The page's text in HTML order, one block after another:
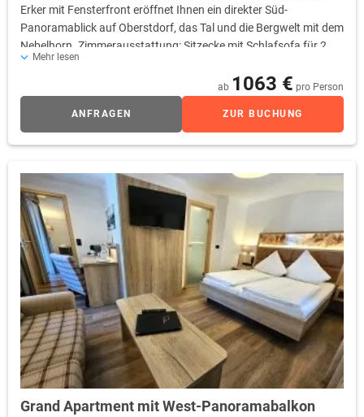
Erker mit Fensterfront eröffnet Ihnen ein direkter Süd-
Panoramablick auf Oberstdorf, das Tal und die Bergwelt mit dem
Nebelhorn. Zimmerausstattung: Sitzecke mit Schlafsofa für 2
Personen, zwei Sessel, Schreibtisch mit Minibar, Flachbild-TV,
Safe, freies Wifi, Durchwahltelefon, Kofferablage, Bad mit
Dusche, WC, Fön, Kosmetikspiegel
Mehr lesen
ab 1063 € pro Person
ANFRAGEN ZUR BUCHUNG
Grand Apartment mit West-Panoramabalkon